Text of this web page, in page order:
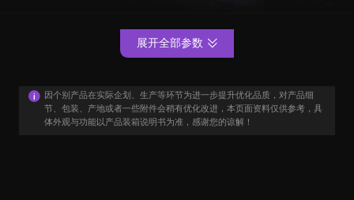
因个别产品在实际企划、生产等环节为进一步提升优化品质，对产品细
节、包装、产地或者一些附件会稍有优化改进，本页面资料仅供参考，具
体外观与功能以产品装箱说明书为准，感谢您的谅解！
展开全部参数